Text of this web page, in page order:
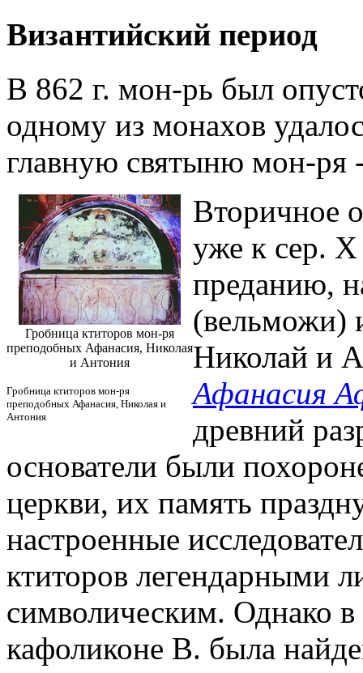
Византийский период
В 862 г. мон-рь был
одному из монахов
главную святыню мон-
Гробница ктиторов мон-ря
преподобных Афанасия, Николая
и Антония
Гробница ктиторов мон-ря
преподобных Афанасия, Николая и
Антония
Вторичное
уже к сер.
преданию,
(вельможи)
Николай и
Афанасия
древний
основатели были
церкви, их память
настроенные
ктиторов легендарными
символическим. Однако в
кафоликоне В. была